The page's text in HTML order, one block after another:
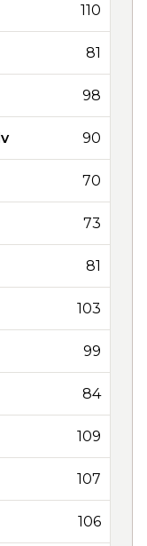
110
81
98
90
70
73
81
103
99
84
109
107
106